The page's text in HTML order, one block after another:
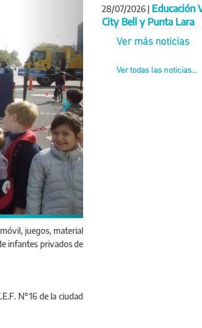
juegos, material
infantes privados de
N°16 de la ciudad
28/07/2026 | Educación
City Bell y Punta Lara
Ver más noticias
Ver todas las noticias...